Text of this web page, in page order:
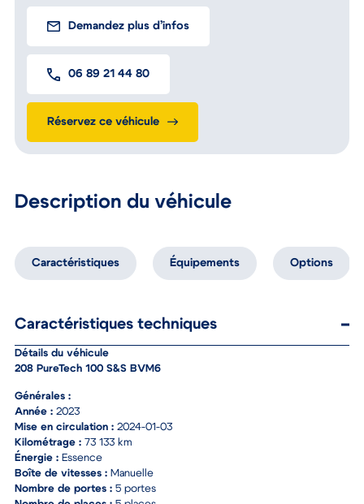
Description du véhicule
Caractéristiques techniques
Détails du véhicule
Générales :
Année : 2023
Mise en circulation : 2024-01-03
Kilométrage :73 133 km
Énergie :Essence
Boîte de vitesses : Manuelle
Nombre de portes : 5 portes